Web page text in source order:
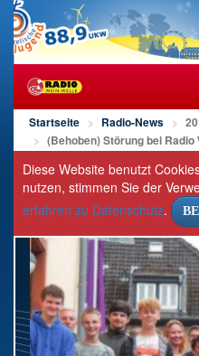
Startseite Radio-News
(Behoben) Störung bei Radio
Diese Website benutzt
nutzen, stimmen Sie der
erfahren zu Datenschutz.